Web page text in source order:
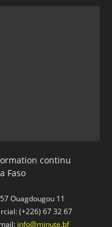
continu
Faso
Ouagdougou 11
(+226) 67 32 67
info@minute.bf